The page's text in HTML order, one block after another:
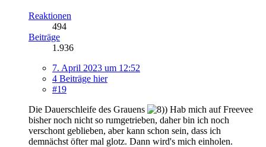
Reaktionen
494
Beiträge
1.936
7. April 2023 um 12:52
4 Beiträge hier
#19
Die Dauerschleife des Grauens
Hab mich auf Freevee
bisher noch nicht so rumgetrieben, daher bin ich noch
verschont geblieben, aber kann schon sein, dass ich
demnächst öfter mal glotz. Dann wird's mich einholen.